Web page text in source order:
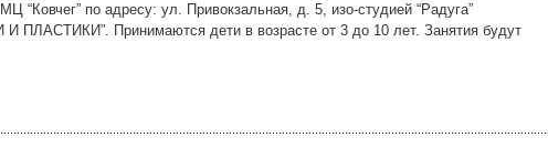
по адресу: ул. Привокзальная, д. 5, изо-студией “Радуга”
И ПЛАСТИКИ”. Принимаются дети в возрасте от 3 до 10 лет. Занятия будут